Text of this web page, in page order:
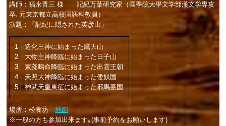
講師：福永晋三 様 記紀万葉研究家（國學院大學文学部漢文学専攻
卒､元東京都立高校国語科教員）
演題：「記紀に隠された英彦山」
1 造化三神に始まった鷹天山
2 大物主神降臨に始まった日子山
3 素戔嗚命降臨に始まった出雲王朝
4 天照大神降臨に始まった倭奴国
5 神武天皇東征に始まった邪馬臺国
場所：松養坊地図
※一般の方も参加出来ます｡(事前予約をお願いします)